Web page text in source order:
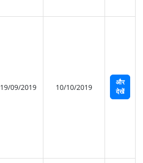
19/09/2019 10/10/2019
और
देखें